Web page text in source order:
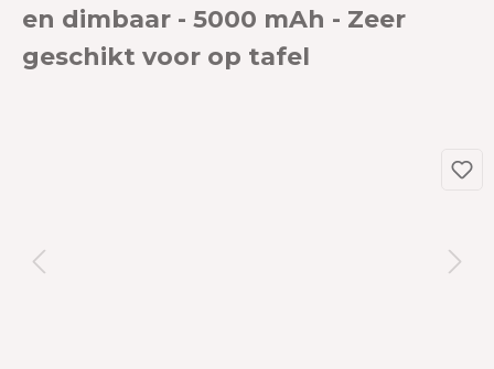
en dimbaar - 5000 mAh - Zeer
geschikt voor op tafel